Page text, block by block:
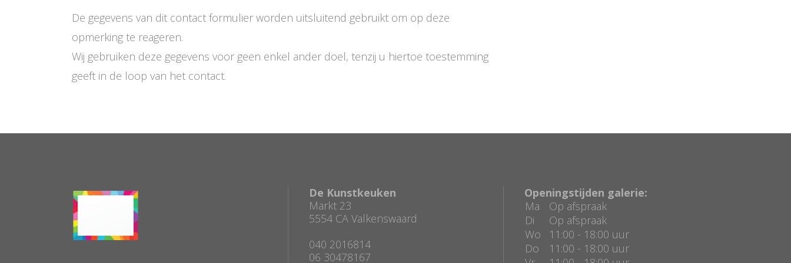
De gegevens van dit contact formulier worden uitsluitend gebruikt om op deze
opmerking te reageren.
Wij gebruiken deze gegevens voor geen enkel ander doel, tenzij u hiertoe toestemming
geeft in de loop van het contact.
De Kunstkeuken
Markt 23
5554 CA Valkenswaard
040 2016814
06 30478167
Openingstijden galerie:
Ma
Op afspraak
Di
Op afspraak
Wo
11:00 - 18:00 uur
Do
11:00 - 18:00 uur